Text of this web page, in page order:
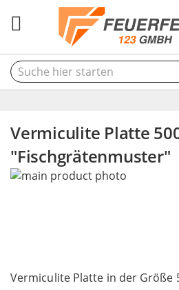
Vermiculite Platte
"Fischgrätenmuster"
Vermiculite Platte in der Größe
Skip
gallery
to